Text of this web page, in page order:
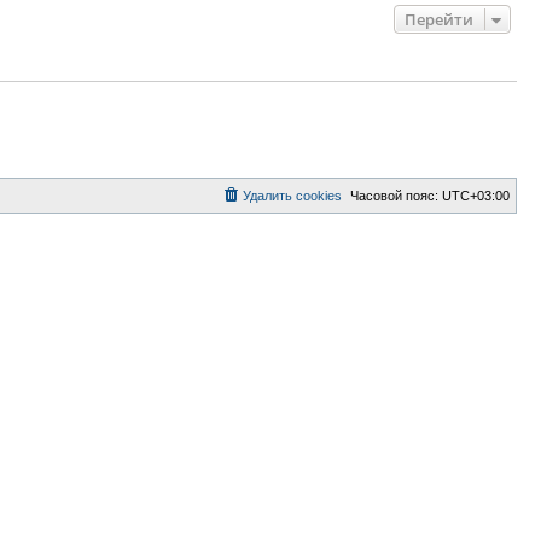
Перейти
Часовой пояс: UTC+03:00
Удалить cookies